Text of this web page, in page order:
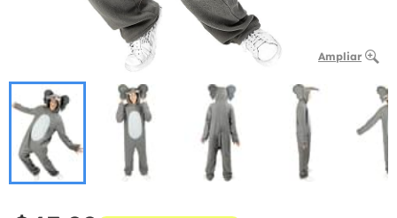
Ampliar